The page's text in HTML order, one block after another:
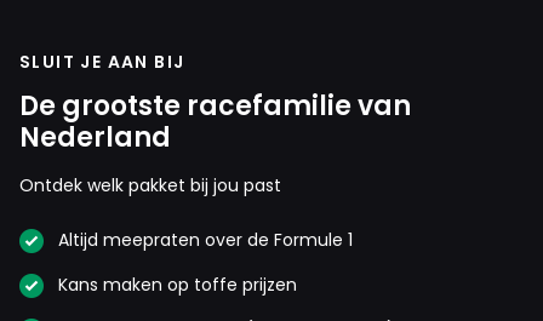
SLUIT JE AAN BIJ
De grootste racefamilie van
Nederland
Ontdek welk pakket bij jou past
Altijd meepraten over de Formule 1
Kans maken op toffe prijzen